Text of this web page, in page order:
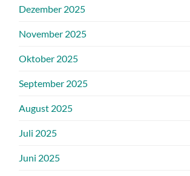
Dezember 2025
November 2025
Oktober 2025
September 2025
August 2025
Juli 2025
Juni 2025